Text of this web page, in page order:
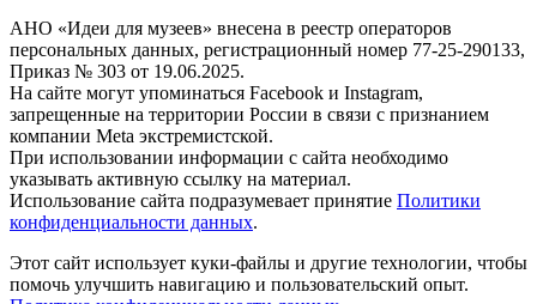
АНО «Идеи для музеев» внесена в реестр операторов
персональных данных, регистрационный номер 77-25-290133,
Приказ № 303 от 19.06.2025.
На сайте могут упоминаться Facebook и Instagram,
запрещенные на территории России в связи с признанием
компании Meta экстремистской.
При использовании информации с сайта необходимо
указывать активную ссылку на материал.
Использование сайта подразумевает принятие Политики
конфиденциальности данных.
Этот сайт использует куки-файлы и другие технологии, чтобы
помочь улучшить навигацию и пользовательский опыт.